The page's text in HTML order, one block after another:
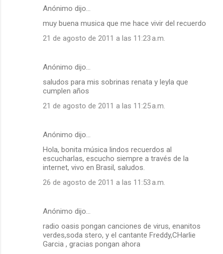
Anónimo dijo…
muy buena musica que me hace vivir del recuerdo
21 de agosto de 2011 a las 11:23 a.m.
Anónimo dijo…
saludos para mis sobrinas renata y leyla que
cumplen años
21 de agosto de 2011 a las 11:25 a.m.
Anónimo dijo…
Hola, bonita música lindos recuerdos al
escucharlas, escucho siempre a través de la
internet, vivo en Brasil, saludos.
26 de agosto de 2011 a las 11:53 a.m.
Anónimo dijo…
radio oasis pongan canciones de virus, enanitos
verdes,soda stero, y el cantante Freddy,CHarlie
Garcia , gracias pongan ahora